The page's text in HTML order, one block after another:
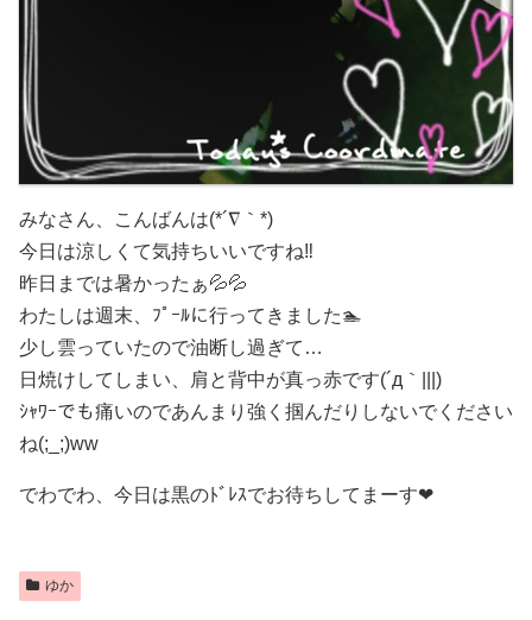
みなさん、こんばんは(*´∇｀*)
今日は涼しくて気持ちいいですね‼
昨日までは暑かったぁ💦💦
わたしは週末、ﾌﾟｰﾙに行ってきました🏊
少し雲っていたので油断し過ぎて…
日焼けしてしまい、肩と背中が真っ赤です(´д｀|||)
ｼｬﾜｰでも痛いのであんまり強く掴んだりしないでください
ね(;_;)ww
でわでわ、今日は黒のﾄﾞﾚｽでお待ちしてまーす❤
ゆか